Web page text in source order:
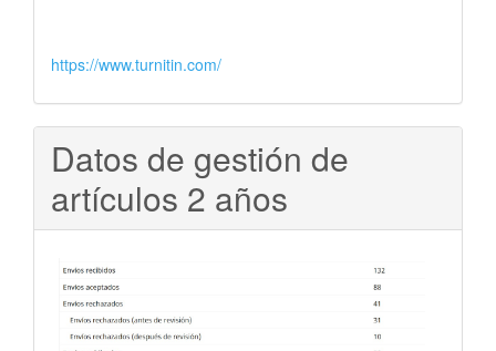
https://www.turnitin.com/
Datos de gestión de
artículos 2 años